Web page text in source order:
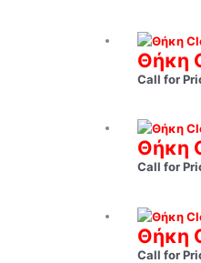
Θήκη
Call for
Θήκη
Call for
Θήκη
Call for